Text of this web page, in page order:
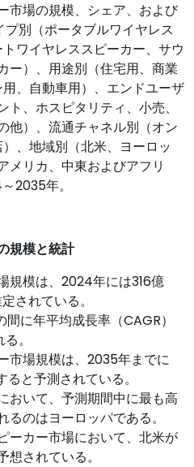
市場の規模、シェア、および
別（ポータブルワイヤレス
ワイヤレススピーカー、サウ
ー）、用途別（住宅用、商業
、自動車用）、エンドユーザ
、ホスピタリティ、小売、
他）、流通チャネル別（オン
、地域別（北米、ヨーロッ
メリカ、中東およびアフリ
2035年。
規模と統計
規模は、2024年には316億
されている。
に年平均成長率（CAGR）
。
市場規模は、2035年までに
と予測されている。
おいて、予測期間中に最も高
のはヨーロッパである。
ーカー市場において、北米が
されている。